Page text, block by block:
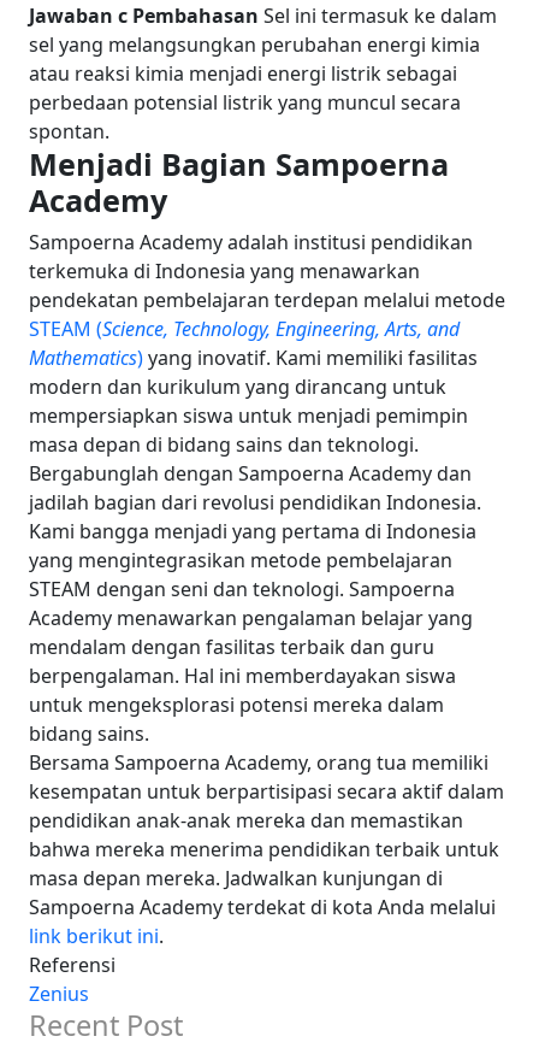
Jawaban c Pembahasan Sel ini termasuk ke dalam
sel yang melangsungkan perubahan energi kimia
atau reaksi kimia menjadi energi listrik sebagai
perbedaan potensial listrik yang muncul secara
spontan.
Menjadi Bagian Sampoerna
Academy
Sampoerna Academy adalah institusi pendidikan
terkemuka di Indonesia yang menawarkan
pendekatan pembelajaran terdepan melalui metode
STEAM (Science, Technology, Engineering, Arts, and
Mathematics)yang inovatif. Kami memiliki fasilitas
modern dan kurikulum yang dirancang untuk
mempersiapkan siswa untuk menjadi pemimpin
masa depan di bidang sains dan teknologi.
Bergabunglah dengan Sampoerna Academy dan
jadilah bagian dari revolusi pendidikan Indonesia.
Kami bangga menjadi yang pertama di Indonesia
yang mengintegrasikan metode pembelajaran
STEAM dengan seni dan teknologi. Sampoerna
Academy menawarkan pengalaman belajar yang
mendalam dengan fasilitas terbaik dan guru
berpengalaman. Hal ini memberdayakan siswa
untuk mengeksplorasi potensi mereka dalam
bidang sains.
Bersama Sampoerna Academy, orang tua memiliki
kesempatan untuk berpartisipasi secara aktif dalam
pendidikan anak-anak mereka dan memastikan
bahwa mereka menerima pendidikan terbaik untuk
masa depan mereka. Jadwalkan kunjungan di
Sampoerna Academy terdekat di kota Anda melalui
link berikut ini.
Referensi
Zenius
Recent Post